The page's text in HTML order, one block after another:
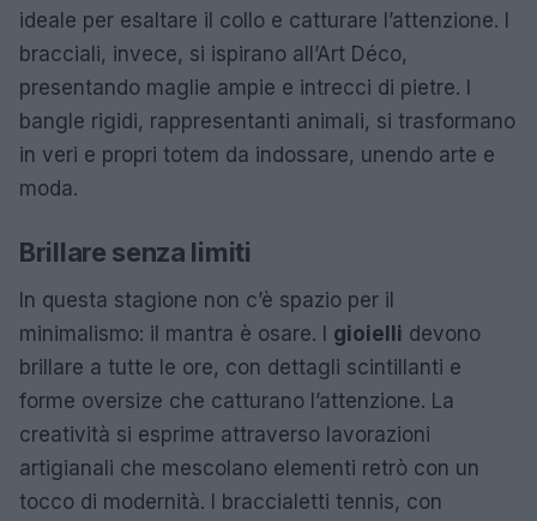
ideale per esaltare il collo e catturare l’attenzione. I
bracciali, invece, si ispirano all’Art Déco,
presentando maglie ampie e intrecci di pietre. I
bangle rigidi, rappresentanti animali, si trasformano
in veri e propri totem da indossare, unendo arte e
moda.
Brillare senza limiti
In questa stagione non c’è spazio per il
minimalismo: il mantra è osare. I gioielli devono
brillare a tutte le ore, con dettagli scintillanti e
forme oversize che catturano l’attenzione. La
creatività si esprime attraverso lavorazioni
artigianali che mescolano elementi retrò con un
tocco di modernità. I braccialetti tennis, con